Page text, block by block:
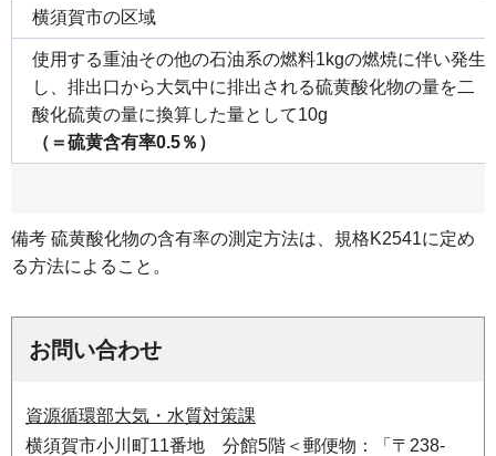
横須賀市の区域
使用する重油その他の石油系の燃料1kgの燃焼に伴い発生
し、排出口から大気中に排出される硫黄酸化物の量を二
酸化硫黄の量に換算した量として10g
（＝硫黄含有率0.5％）
備考 硫黄酸化物の含有率の測定方法は、規格K2541に定め
る方法によること。
お問い合わせ
資源循環部大気・水質対策課
横須賀市小川町11番地 分館5階＜郵便物：「〒238-